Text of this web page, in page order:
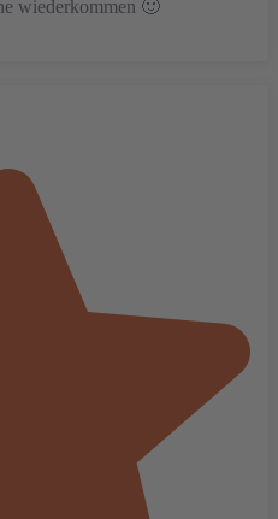
wiederkommen 🙂